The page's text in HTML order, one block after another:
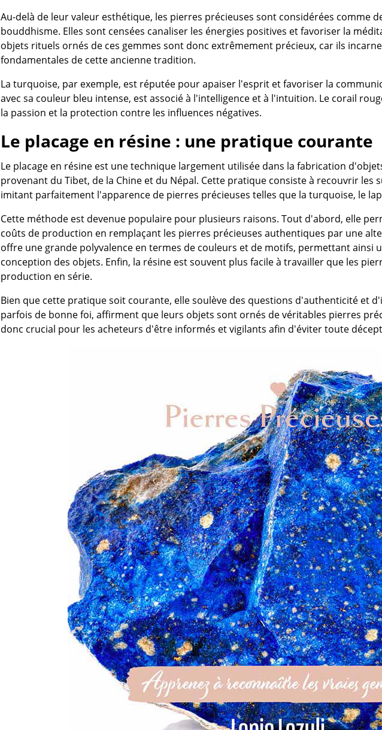
Au-delà de leur valeur esthétique, les pierres précieuses sont considérées comme
bouddhisme. Elles sont censées canaliser les énergies positives et favoriser la
objets rituels ornés de ces gemmes sont donc extrêmement précieux, car ils
fondamentales de cette ancienne tradition.
La turquoise, par exemple, est réputée pour apaiser l'esprit et favoriser la
avec sa couleur bleu intense, est associé à l'intelligence et à l'intuition. Le corail
la passion et la protection contre les influences négatives.
Le placage en résine : une pratique courante
Le placage en résine est une technique largement utilisée dans la fabrication
provenant du Tibet, de la Chine et du Népal. Cette pratique consiste à recouvrir les
imitant parfaitement l'apparence de pierres précieuses telles que la turquoise, le
Cette méthode est devenue populaire pour plusieurs raisons. Tout d'abord, elle
coûts de production en remplaçant les pierres précieuses authentiques par une
offre une grande polyvalence en termes de couleurs et de motifs, permettant ainsi
conception des objets. Enfin, la résine est souvent plus facile à travailler que les
production en série.
Bien que cette pratique soit courante, elle soulève des questions d'authenticité et
parfois de bonne foi, affirment que leurs objets sont ornés de véritables pierres
donc crucial pour les acheteurs d'être informés et vigilants afin d'éviter toute